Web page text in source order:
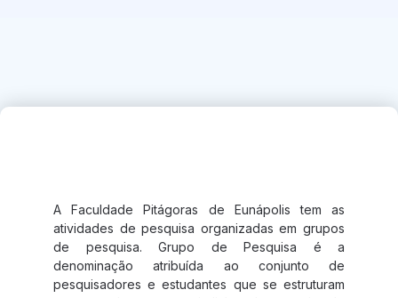
A Faculdade Pitágoras de Eunápolis tem as
atividades de pesquisa organizadas em grupos
de pesquisa. Grupo de Pesquisa é a
denominação atribuída ao conjunto de
pesquisadores e estudantes que se estruturam